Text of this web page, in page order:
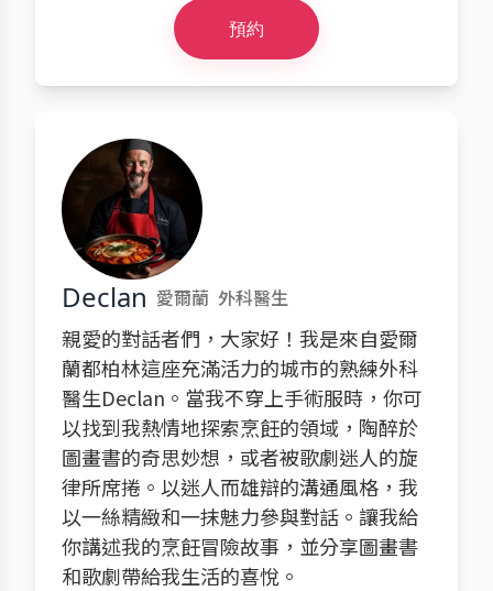
預約
Declan 愛爾蘭 外科醫生
親愛的對話者們，大家好！我是來自愛爾
蘭都柏林這座充滿活力的城市的熟練外科
醫生Declan。當我不穿上手術服時，你可
以找到我熱情地探索烹飪的領域，陶醉於
圖畫書的奇思妙想，或者被歌劇迷人的旋
律所席捲。以迷人而雄辯的溝通風格，我
以一絲精緻和一抹魅力參與對話。讓我給
你講述我的烹飪冒險故事，並分享圖畫書
和歌劇帶給我生活的喜悅。